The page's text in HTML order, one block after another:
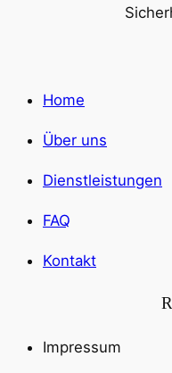
Home
Über uns
Dienstleistungen
FAQ
Kontakt
Impressum